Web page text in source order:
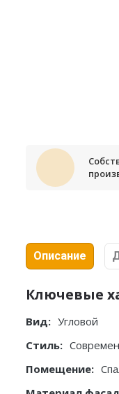
Описание
Ключевые
Вид: Угловой
Стиль:
Помещение: